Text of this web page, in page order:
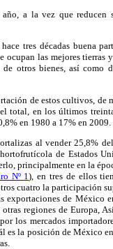
a la vez que reducen
tres décadas buena
las mejores tierras
otros bienes, así como
de estos cultivos, de
total, en los últimos
en 1980 a 17% en 2009.
al vender 25,8%
de Estados
principalmente en la
Nº 1), en tres de ellos
cuatro la participación
exportaciones de México
regiones de Europa,
los mercados
es la posición de México